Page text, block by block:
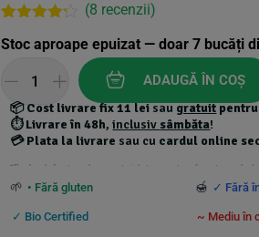
4.13out
based on
customer
ratings
(8 recenzii)
Stoc aproape epuizat — doar7 bucăți
ADAUGĂ ÎN COȘ
📦Cost livrare fix 11 leisaugratuitpentru
⏱️Livrare în 48h,inclusiv sâmbăta!
💳Plata la livrare sau cu cardul online
*Produsele foarte grele au costuri de transport suplimentare
🌱 • Fără gluten 🍯 ✓ Fără
✓ Bio Certified ~ Mediu în